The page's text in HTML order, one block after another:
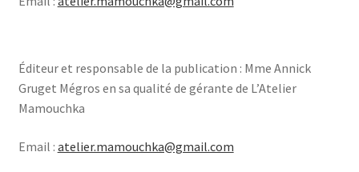
Éditeur et responsable de la publication : Mme Annick
Gruget Mégros en sa qualité de gérante de L’Atelier
Mamouchka
Email : atelier.mamouchka@gmail.com